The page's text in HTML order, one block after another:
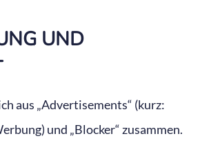
UND
aus „Advertisements“ (kurz:
und „Blocker“ zusammen.